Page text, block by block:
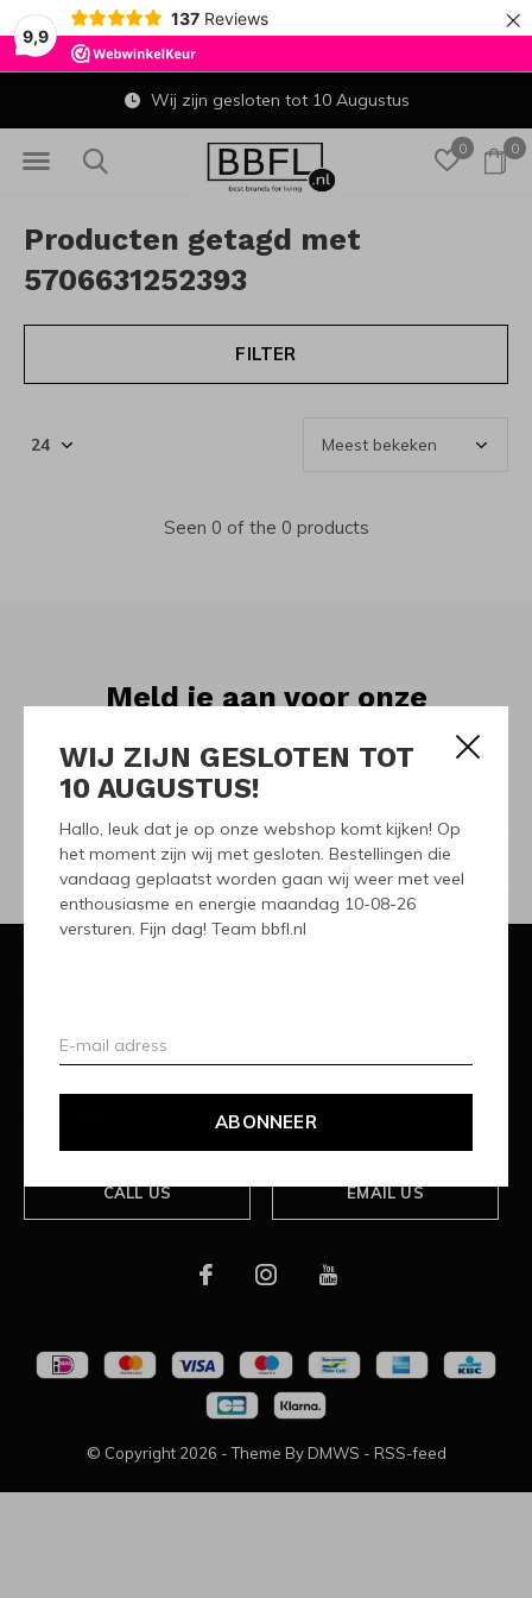
9,9
137 Reviews ×
WIJ ZIJN GESLOTEN TOT
10 AUGUSTUS!
Hallo, leuk dat je op onze webshop komt kijken! Op
het moment zijn wij met gesloten. Bestellingen die
vandaag geplaatst worden gaan wij weer met veel
enthousiasme en energie maandag 10-08-26
versturen. Fijn dag! Team bbfl.nl
ABONNEER
0 0
Wij zijn gesloten tot 10 Augustus
Producten getagd met
5706631252393
FILTER
Seen 0 of the 0 products
Meld je aan voor onze
Ontvang de nieuwste aanbiedingen en promoties
ABONNEER
Categorieën
CALL US EMAIL US
© Copyright 2026 - Theme By DMWS - RSS-feed